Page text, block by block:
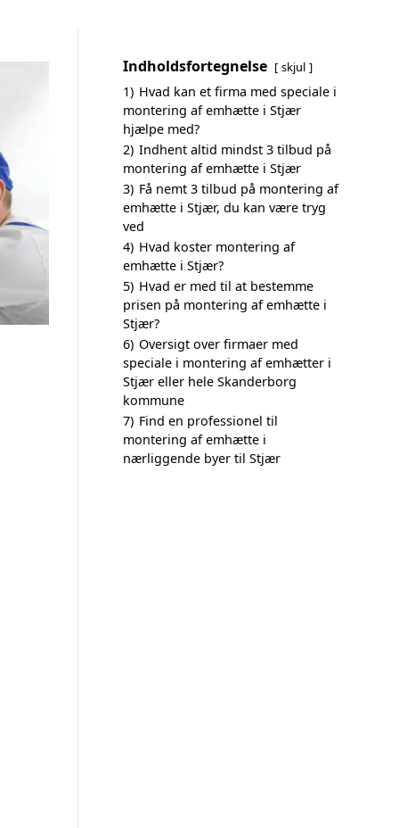
Indholdsfortegnelse skjul
1) Hvad kan et firma med speciale i
montering af emhætte i Stjær
hjælpe med?
2) Indhent altid mindst 3 tilbud på
montering af emhætte i Stjær
3) Få nemt 3 tilbud på montering af
emhætte i Stjær, du kan være tryg
ved
4) Hvad koster montering af
emhætte i Stjær?
5) Hvad er med til at bestemme
prisen på montering af emhætte i
Stjær?
6) Oversigt over firmaer med
speciale i montering af emhætter i
Stjær eller hele Skanderborg
kommune
7) Find en professionel til
montering af emhætte i
nærliggende byer til Stjær